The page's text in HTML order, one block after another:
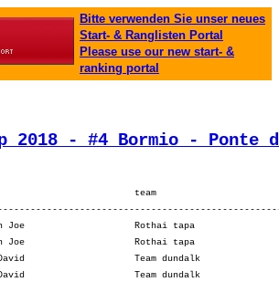
Bitte verwenden Sie unser neues
Start- & Ranglisten Portal
Please use our new start- &
ranking portal
2018 - #4 Bormio - Ponte
team
Joe                    Rothai tapa
Joe                    Rothai tapa
David                    Team dundalk
David                    Team dundalk